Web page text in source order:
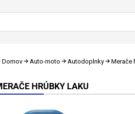
Domov Auto-moto Autodoplnky Merače
HRÚBKY LAKU